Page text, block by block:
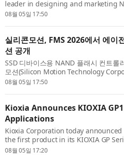
leader in designing and marketing
devices, today announced it will
08월 05일 17:50
실리콘모션, FMS 2026에서 에이
션 공개
SSD 디바이스용 NAND 플래시 컨트
모션(Silicon Motion Technology
캘리포니아 산타클라라에서 개최된
08월 05일 17:50
Kioxia Announces KIOXIA
Applications
Kioxia Corporation today announced
the first product in its KIOXIA GP
direct access. Building on the
08월 05일 17:20